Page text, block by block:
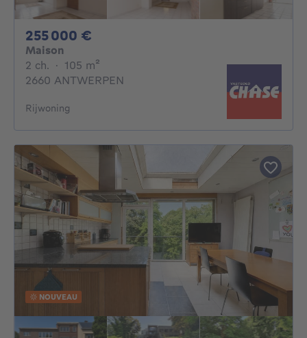
255 000 €
Maison
2 ch. 2 chambres
· 105 m²
2660 ANTWERPEN
Rijwoning
NOUVEAU